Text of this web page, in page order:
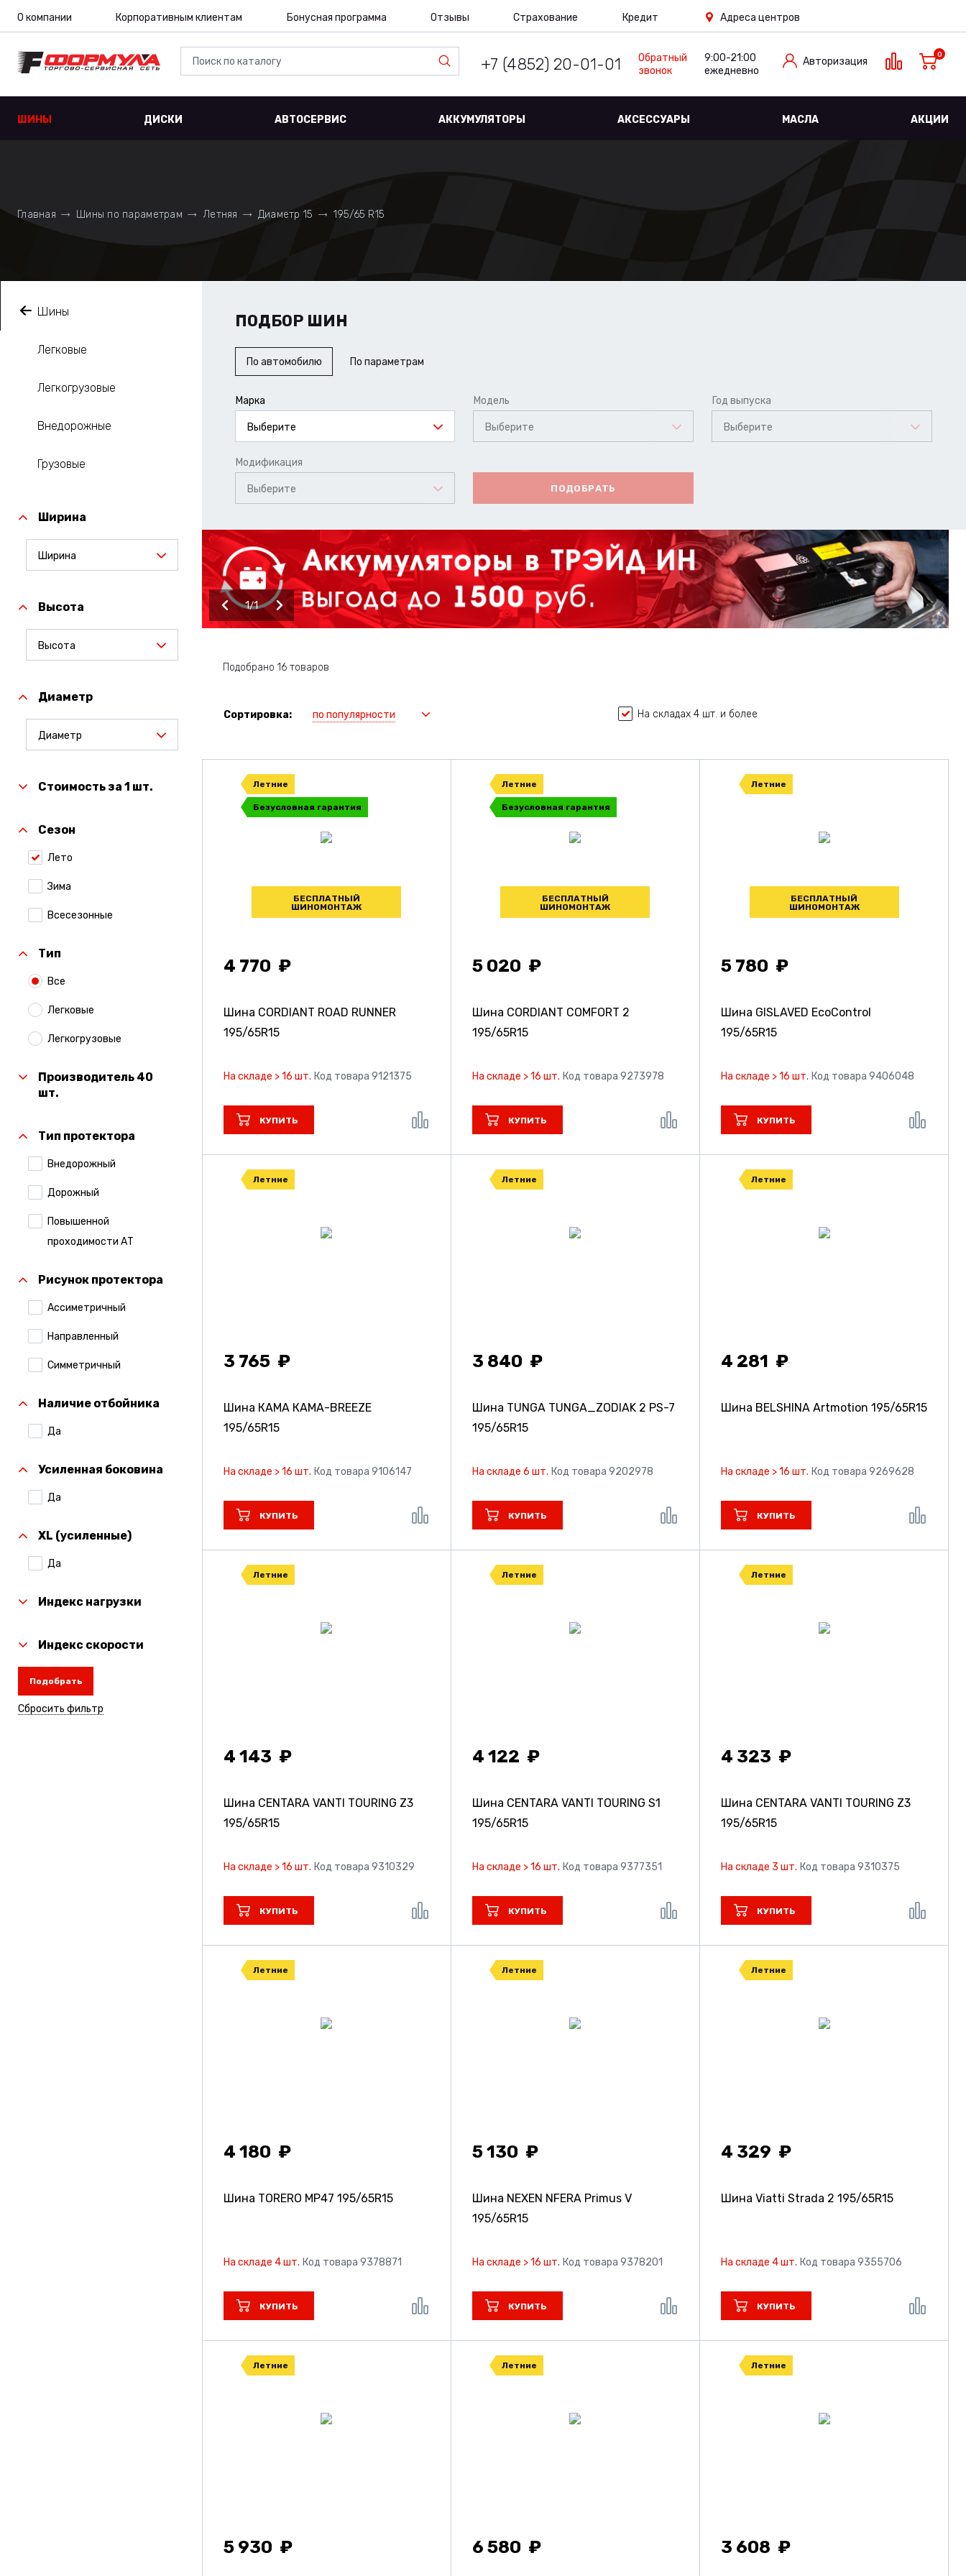
О компании Корпоративным клиентам Бонусная программа Отзывы Страхование Кредит Адреса центров
+7 (4852) 20-01-01
Обратный
звонок
9:00-21:00
ежедневно
Авторизация
0
ШИНЫ ДИСКИ АВТОСЕРВИС АККУМУЛЯТОРЫ АКСЕССУАРЫ МАСЛА АКЦИИ
Главная Шины по параметрам Летняя Диаметр 15 195/65 R15
Шины
Легковые
Легкогрузовые
Внедорожные
Грузовые
Ширина
Ширина
Высота
Высота
Диаметр
Диаметр
Стоимость за 1 шт.
Сезон
Лето
Зима
Всесезонные
Тип
Все
Легковые
Легкогрузовые
Производитель 40
шт.
Тип протектора
Внедорожный
Дорожный
Повышенной
проходимости АТ
Рисунок протектора
Ассиметричный
Направленный
Симметричный
Наличие отбойника
Да
Усиленная боковина
Да
XL (усиленные)
Да
Индекс нагрузки
Индекс скорости
Подобрать
Сбросить фильтр
ПОДБОР ШИН
По автомобилю По параметрам
Марка
Выберите
Модель
Выберите
Год выпуска
Выберите
Модификация
Выберите ПОДОБРАТЬ
1 1
Подобрано 16 товаров
Сортировка: по популярности На складах 4 шт. и более
Летние
Безусловная гарантия
БЕСПЛАТНЫЙ
ШИНОМОНТАЖ
4 770
Шина CORDIANT ROAD RUNNER
195/65R15
На складе > 16 шт. Код товара 9121375
КУПИТЬ
Летние
Безусловная гарантия
БЕСПЛАТНЫЙ
ШИНОМОНТАЖ
5 020
Шина CORDIANT COMFORT 2
195/65R15
На складе > 16 шт. Код товара 9273978
КУПИТЬ
Летние
БЕСПЛАТНЫЙ
ШИНОМОНТАЖ
5 780
Шина GISLAVED EcoControl
195/65R15
На складе > 16 шт. Код товара 9406048
КУПИТЬ
Летние
3 765
Шина КАМА КАМА-BREEZE
195/65R15
На складе > 16 шт. Код товара 9106147
КУПИТЬ
Летние
3 840
Шина TUNGA TUNGA_ZODIAK 2 PS-7
195/65R15
На складе 6 шт. Код товара 9202978
КУПИТЬ
Летние
4 281
Шина BELSHINA Artmotion195/65R15
На складе > 16 шт. Код товара 9269628
КУПИТЬ
Летние
4 143
Шина CENTARA VANTI TOURING Z3
195/65R15
На складе > 16 шт. Код товара 9310329
КУПИТЬ
Летние
4 122
Шина CENTARA VANTI TOURING S1
195/65R15
На складе > 16 шт. Код товара 9377351
КУПИТЬ
Летние
4 323
Шина CENTARA VANTI TOURING Z3
195/65R15
На складе 3 шт. Код товара 9310375
КУПИТЬ
Летние
4 180
Шина TORERO MP47 195/65R15
На складе 4 шт. Код товара 9378871
КУПИТЬ
Летние
5 130
Шина NEXEN NFERA Primus V
195/65R15
На складе > 16 шт. Код товара 9378201
КУПИТЬ
Летние
4 329
Шина Viatti Strada 2195/65R15
На складе 4 шт. Код товара 9355706
КУПИТЬ
Летние
5 930
Летние
6 580
Летние
3 608